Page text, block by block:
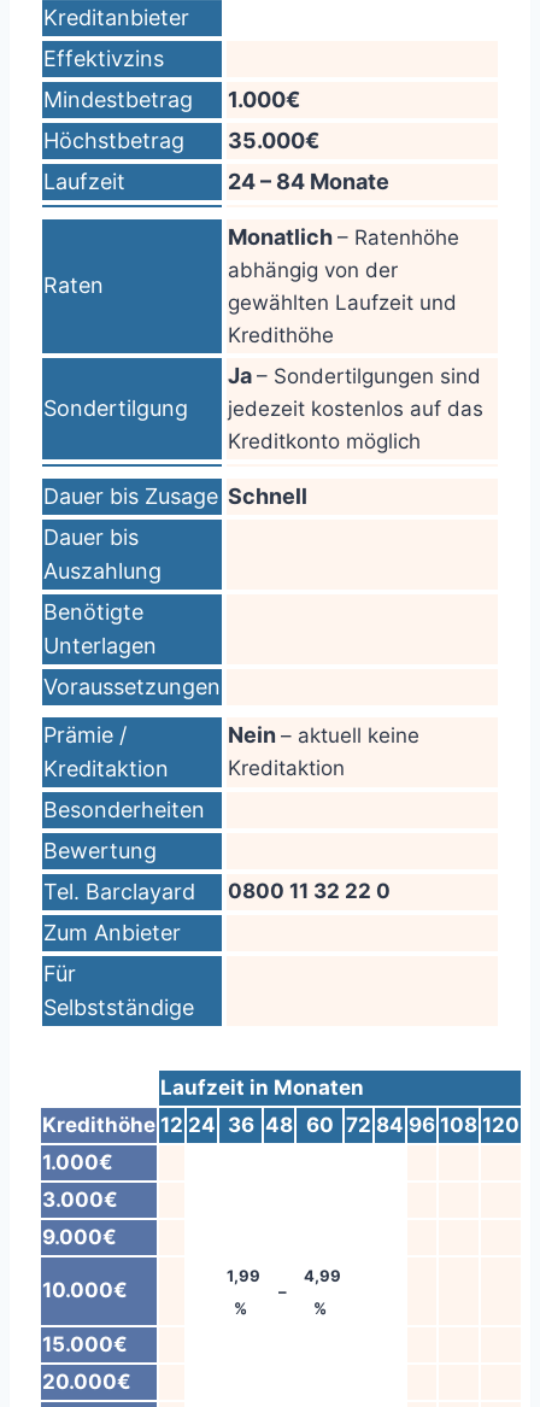
Kreditanbieter
Effektivzins
Mindestbetrag
1.000€
Höchstbetrag
35.000€
Laufzeit
24 – 84 Monate
Raten
Monatlich – Ratenhöhe
abhängig von der
gewählten Laufzeit und
Kredithöhe
Sondertilgung
Ja – Sondertilgungen sind
jedezeit kostenlos auf das
Kreditkonto möglich
Dauer bis Zusage Schnell
Dauer bis
Auszahlung
Benötigte
Unterlagen
Voraussetzungen
Prämie /
Kreditaktion
Nein – aktuell keine
Kreditaktion
Besonderheiten
Bewertung
Tel. Barclayard
0800 11 32 22 0
Zum Anbieter
Für
Selbstständige
Laufzeit in Monaten
Kredithöhe 12 24 36 48 60 72 84 96 108 120
1.000€
3.000€
9.000€
10.000€
1,99
%
–
4,99
%
15.000€
20.000€